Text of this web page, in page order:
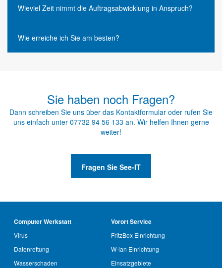
Wieviel Zeit nimmt die Auftragsabwicklung in Anspruch?
Wie erreiche ich Sie am besten?
Sie haben noch Fragen?
Dann schreiben Sie uns über das Kontaktformular oder rufen Sie
uns einfach unter 07732 94 56 133 an. Wir helfen Ihnen gerne
weiter!
Fragen Sie See-IT
Computer Werkstatt
Virus
Datenrettung
Wasserschaden
Vorort Service
FritzBox Einrichtung
W-lan Einrichtung
Einsatzgebiete